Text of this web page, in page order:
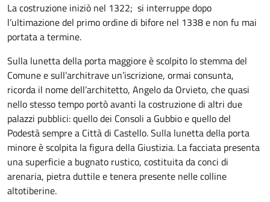
La costruzione iniziò nel 1322; si interruppe dopo
l’ultimazione del primo ordine di bifore nel 1338 e non fu mai
portata a termine.
Sulla lunetta della porta maggiore è scolpito lo stemma del
Comune e sull’architrave un’iscrizione, ormai consunta,
ricorda il nome dell’architetto, Angelo da Orvieto, che quasi
nello stesso tempo portò avanti la costruzione di altri due
palazzi pubblici: quello dei Consoli a Gubbio e quello del
Podestà sempre a Città di Castello. Sulla lunetta della porta
minore è scolpita la figura della Giustizia. La facciata presenta
una superficie a bugnato rustico, costituita da conci di
arenaria, pietra duttile e tenera presente nelle colline
altotiberine.